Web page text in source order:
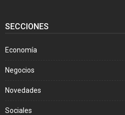
SECCIONES
Economía
Negocios
Novedades
Sociales